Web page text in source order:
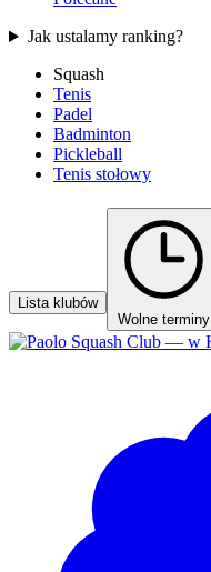
Jak ustalamy ranking?
Squash
Tenis
Padel
Badminton
Pickleball
Tenis stołowy
Lista klubów
Wolne terminy